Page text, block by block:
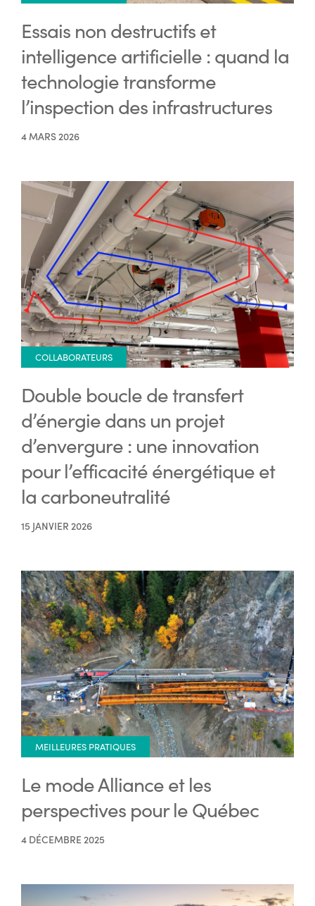
Essais non destructifs et
intelligence artificielle : quand la
technologie transforme
l’inspection des infrastructures
4 MARS 2026
COLLABORATEURS
Double boucle de transfert
d’énergie dans un projet
d’envergure : une innovation
pour l’efficacité énergétique et
la carboneutralité
15 JANVIER 2026
MEILLEURES PRATIQUES
Le mode Alliance et les
perspectives pour le Québec
4 DÉCEMBRE 2025